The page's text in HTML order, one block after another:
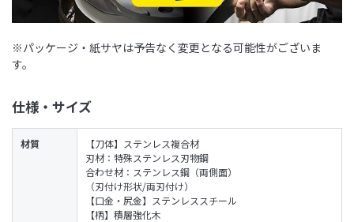
※パッケージ・紙サヤは予告なく変更となる可能性がございま
す。
仕様・サイズ
材質
【刀体】ステンレス複合材
刃材：特殊ステンレス刃物鋼
合わせ材：ステンレス鋼（両側面）
（刃付け形状/両刃付け）
【口金・尻金】ステンレススチール
【柄】積層強化木